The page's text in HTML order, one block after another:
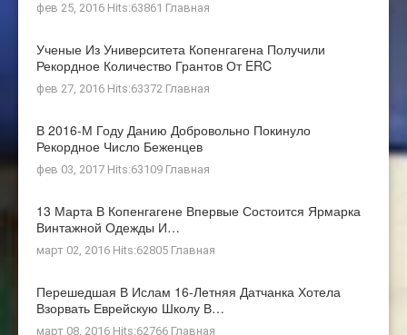
фев 25, 2016 Hits:63861 Главная
Ученые Из Университета Копенгагена Получили
Рекордное Количество Грантов От ERC
фев 27, 2016 Hits:63372 Главная
В 2016-М Году Данию Добровольно Покинуло
Рекордное Число Беженцев
фев 03, 2017 Hits:63109 Главная
13 Марта В Копенгагене Впервые Состоится Ярмарка
Винтажной Одежды И…
март 02, 2016 Hits:62805 Главная
Перешедшая В Ислам 16-Летняя Датчанка Хотела
Взорвать Еврейскую Школу В…
март 08, 2016 Hits:62766 Главная